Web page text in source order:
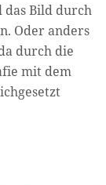
Bild durch
Oder anders
durch die
mit dem